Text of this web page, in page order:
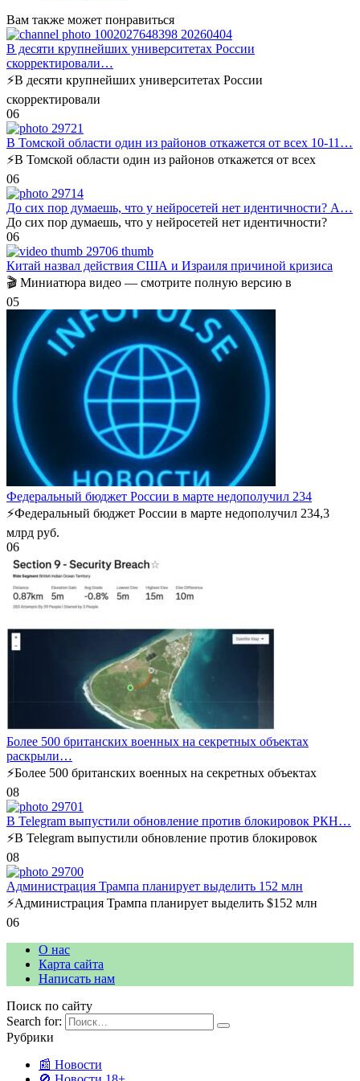
Вам также может понравиться
В десяти крупнейших университетах России
скорректировали…
⚡️В десяти крупнейших университетах России
скорректировали
06
В Томской области один из районов откажется от всех 10-11…
⚡️В Томской области один из районов откажется от всех
06
До сих пор думаешь, что у нейросетей нет идентичности? А…
До сих пор думаешь, что у нейросетей нет идентичности?
06
Китай назвал действия США и Израиля причиной кризиса
🎬 Миниатюра видео — смотрите полную версию в
05
Федеральный бюджет России в марте недополучил 234
⚡️Федеральный бюджет России в марте недополучил 234,3
млрд руб.
06
Более 500 британских военных на секретных объектах
раскрыли…
⚡️Более 500 британских военных на секретных объектах
08
В Telegram выпустили обновление против блокировок РКН…
⚡️В Telegram выпустили обновление против блокировок
08
Администрация Трампа планирует выделить 152 млн
⚡️Администрация Трампа планирует выделить $152 млн
06
О нас
Карта сайта
Написать нам
Поиск по сайту
Search for:
Рубрики
📰 Новости